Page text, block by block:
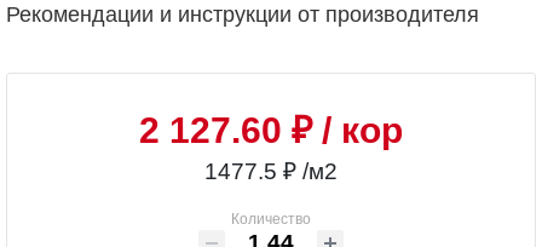
Рекомендации и инструкции от производителя
2 127.60 ₽/ кор
1477.5 ₽ /м2
Количество